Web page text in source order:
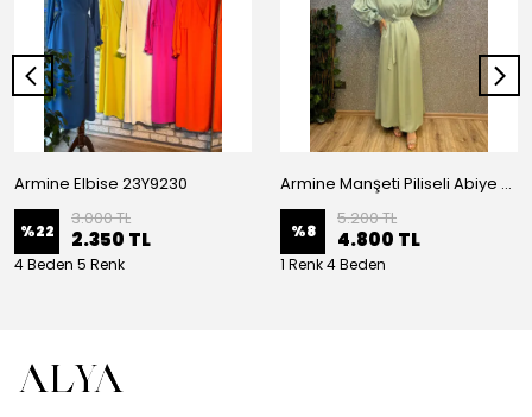
Armine Elbise 23Y9230
%22
3.000 TL
2.350 TL
4 Beden 5 Renk
Armine Manşeti Piliseli Abiye Elbise 23Y9617
%8
5.200 TL
4.800 TL
1 Renk 4 Beden